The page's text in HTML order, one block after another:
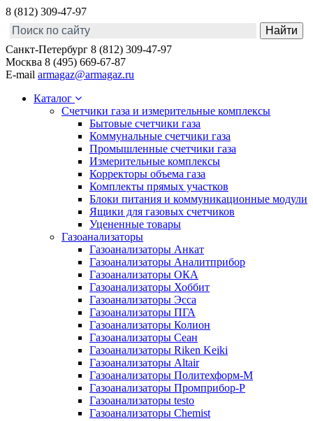
8 (812) 309-47-97
Санкт-Петербург 8 (812) 309-47-97
Москва 8 (495) 669-67-87
E-mail armagaz@armagaz.ru
Каталог
Счетчики газа и измерительные комплексы
Бытовые счетчики газа
Коммунальные счетчики газа
Промышленные счетчики газа
Измерительные комплексы
Корректоры объема газа
Комплекты прямых участков
Блоки питания и коммуникационные модули
Ящики для газовых счетчиков
Уцененные товары
Газоанализаторы
Газоанализаторы Анкат
Газоанализаторы Аналитприбор
Газоанализаторы ОКА
Газоанализаторы Хоббит
Газоанализаторы Эсса
Газоанализаторы ПГА
Газоанализаторы Колион
Газоанализаторы Сеан
Газоанализаторы Riken Keiki
Газоанализаторы Altair
Газоанализаторы Политехформ-М
Газоанализаторы Промприбор-Р
Газоанализаторы testo
Газоанализаторы Chemist